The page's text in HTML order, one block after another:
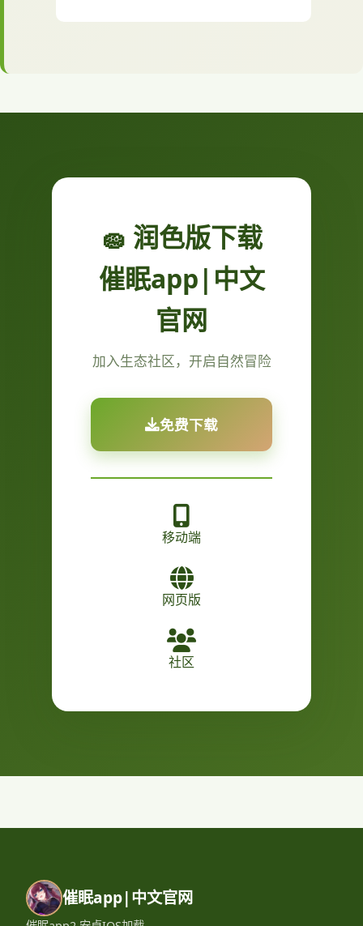
🧽 润色版下载
催眠app|中文
官网
加入生态社区，开启自然冒险
免费下载
移动端
网页版
社区
催眠app|中文官网